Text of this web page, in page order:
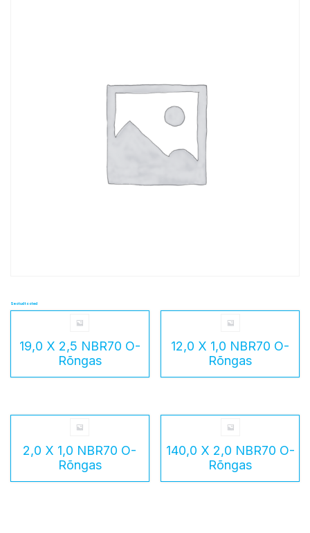
Seotud tooted
19,0 X 2,5 NBR70 O-
Rõngas
12,0 X 1,0 NBR70 O-
Rõngas
2,0 X 1,0 NBR70 O-
Rõngas
140,0 X 2,0 NBR70 O-
Rõngas